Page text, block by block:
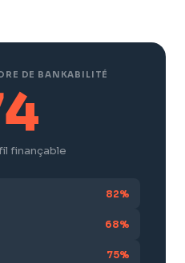
DE BANKABILITÉ
finançable
82%
68%
75%